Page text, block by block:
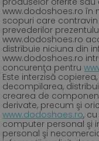
www.dodoshoes.ro în
scopuri care
prevederilor
www.dodoshoes.ro
distribuie niciuna din
www.dodoshoes.ro
concurenţa pentru
Este interzisă
decompilarea,
crearea de
derivate, precum şi
www.dodoshoes.ro,
computer personal şi
personal şi